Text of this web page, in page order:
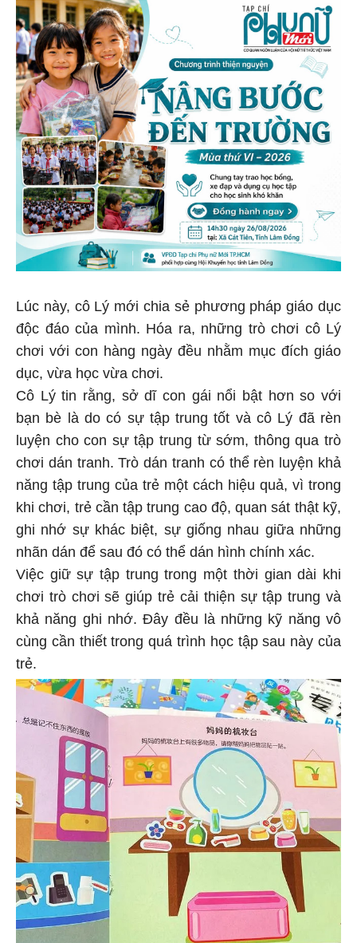
Lúc này, cô Lý mới chia sẻ phương pháp giáo dục
độc đáo của mình. Hóa ra, những trò chơi cô Lý
chơi với con hàng ngày đều nhằm mục đích giáo
dục, vừa học vừa chơi.
Cô Lý tin rằng, sở dĩ con gái nổi bật hơn so với
bạn bè là do có sự tập trung tốt và cô Lý đã rèn
luyện cho con sự tập trung từ sớm, thông qua trò
chơi dán tranh. Trò dán tranh có thể rèn luyện khả
năng tập trung của trẻ một cách hiệu quả, vì trong
khi chơi, trẻ cần tập trung cao độ, quan sát thật kỹ,
ghi nhớ sự khác biệt, sự giống nhau giữa những
nhãn dán để sau đó có thể dán hình chính xác.
Việc giữ sự tập trung trong một thời gian dài khi
chơi trò chơi sẽ giúp trẻ cải thiện sự tập trung và
khả năng ghi nhớ. Đây đều là những kỹ năng vô
cùng cần thiết trong quá trình học tập sau này của
trẻ.